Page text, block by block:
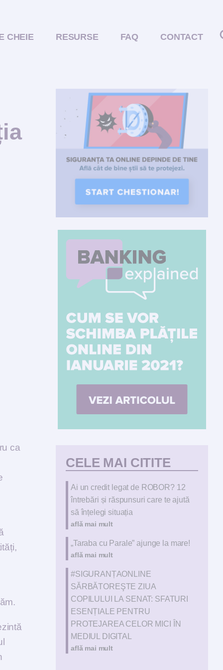
CHEIE RESURSE FAQ CONTACT
ca
CELE MAI CITITE
Ai un credit legat de ROBOR? 12
întrebări și răspunsuri care te ajută
să înțelegi situația
află mai mult
„Taraba cu Parale” ajunge la mare!
află mai mult
#SIGURANȚAONLINE
SĂRBĂTOREŞTE ZIUA
COPILULUI LA SENAT: SFATURI
ESENȚIALE PENTRU
PROTEJAREA CELOR MICI ÎN
MEDIUL DIGITAL
află mai mult